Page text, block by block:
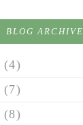
BLOG ARCHIVE
(4)
(7)
(8)